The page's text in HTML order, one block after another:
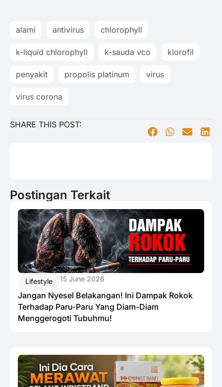
alami antivirus chlorophyll
k-liquid chlorophyll k-sauda vco klorofil
penyakit propolis platinum virus
virus corona
SHARE THIS POST:
Postingan Terkait
Lifestyle 15 June 2026
Jangan Nyesel Belakangan! Ini Dampak Rokok
Terhadap Paru-Paru Yang Diam-Diam
Menggerogoti Tubuhmu!